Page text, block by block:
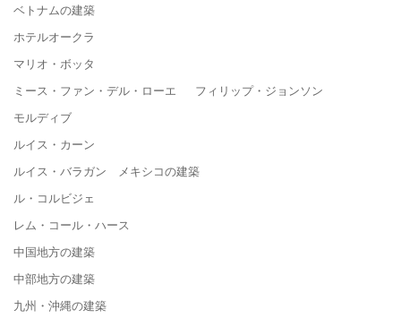
ベトナムの建築
ホテルオークラ
マリオ・ボッタ
ミース・ファン・デル・ローエ フィリップ・ジョンソン
モルディブ
ルイス・カーン
ルイス・バラガン メキシコの建築
ル・コルビジェ
レム・コール・ハース
中国地方の建築
中部地方の建築
九州・沖縄の建築